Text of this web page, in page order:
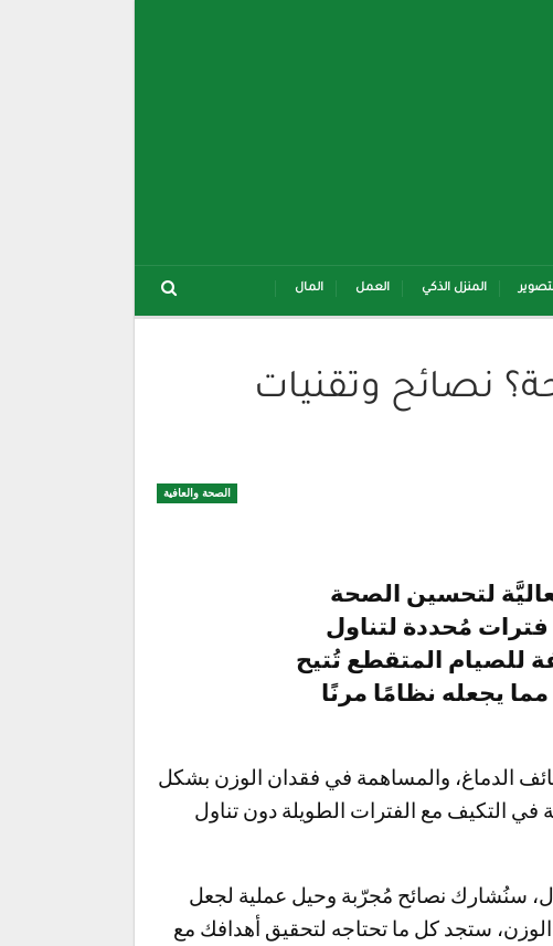
المنزل الذكي العمل المال
نصائح وتقنيات
الصحة والعافية
لتحسين الصحة
مُحددة لتناول
للصيام المتقطع تُتيح
يجعله نظامًا مرنًا
الدماغ، والمساهمة في فقدان الوزن بشكل
التكيف مع الفترات الطويلة دون تناول
سنُشارك نصائح مُجرّبة وحيل عملية لجعل
ستجد كل ما تحتاجه لتحقيق أهدافك مع